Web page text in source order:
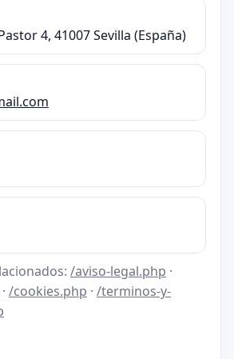
4, 41007 Sevilla (España)
/aviso-legal.php ·
· /cookies.php · /terminos-y-